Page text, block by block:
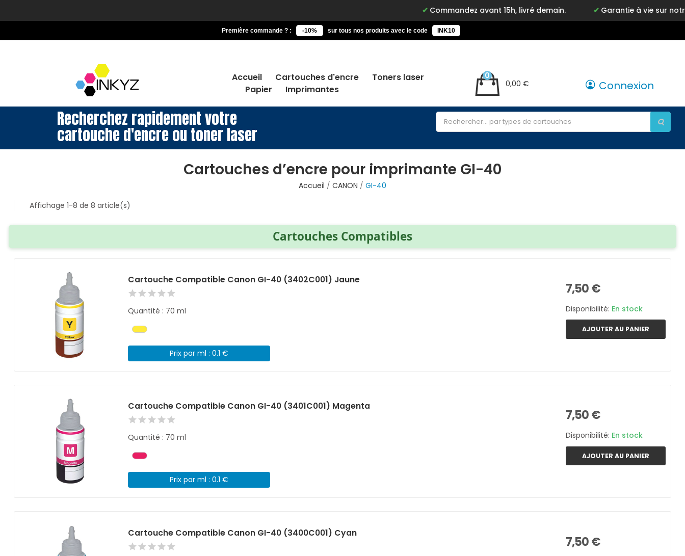
Commandez avant 15h, livré demain. Garantie à vie sur notre
Première commande ? : -10% sur tous nos produits avec le code INK10
Accueil Cartouches d'encre
Toners laser
Papier
Imprimantes
0,00 €
0
Connexion
Recherchez rapidement votre
cartouche d'encre ou toner laser
Cartouches d’encre pour imprimante GI-40
Accueil CANON
GI-40
Affichage 1-8 de 8 article(s)
Cartouches Compatibles
Cartouche Compatible Canon GI-40 (3402C001) Jaune
Quantité : 70 ml
Prix par ml : 0.1 €
7,50 €
Disponibilité: En stock
AJOUTER AU PANIER
Cartouche Compatible Canon GI-40 (3401C001) Magenta
Quantité : 70 ml
Prix par ml : 0.1 €
7,50 €
Disponibilité: En stock
AJOUTER AU PANIER
Cartouche Compatible Canon GI-40 (3400C001) Cyan
7,50 €